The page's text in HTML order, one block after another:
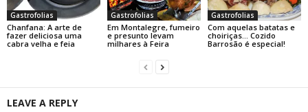
Gastrofolias
Chanfana: A arte de
fazer deliciosa uma
cabra velha e feia
Gastrofolias
Em Montalegre, fumeiro
e presunto levam
milhares à Feira
Gastrofolias
Com aquelas batatas e
choiriças… Cozido
Barrosão é especial!
LEAVE A REPLY